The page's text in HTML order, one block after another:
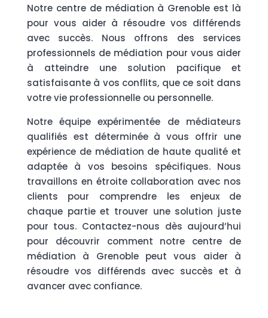
Notre centre de médiation à Grenoble est là
pour vous aider à résoudre vos différends
avec succès. Nous offrons des services
professionnels de médiation pour vous aider
à atteindre une solution pacifique et
satisfaisante à vos conflits, que ce soit dans
votre vie professionnelle ou personnelle.
Notre équipe expérimentée de médiateurs
qualifiés est déterminée à vous offrir une
expérience de médiation de haute qualité et
adaptée à vos besoins spécifiques. Nous
travaillons en étroite collaboration avec nos
clients pour comprendre les enjeux de
chaque partie et trouver une solution juste
pour tous. Contactez-nous dès aujourd’hui
pour découvrir comment notre centre de
médiation à Grenoble peut vous aider à
résoudre vos différends avec succès et à
avancer avec confiance.